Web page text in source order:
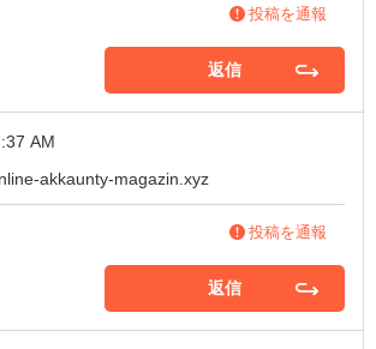
投稿を通報
返信
AM
akkaunty-magazin.xyz
投稿を通報
返信